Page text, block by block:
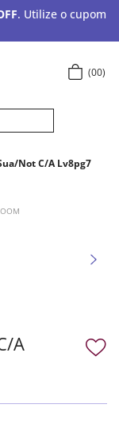
. Utilize o cupom
00
Not C/A Lv8pg7
A